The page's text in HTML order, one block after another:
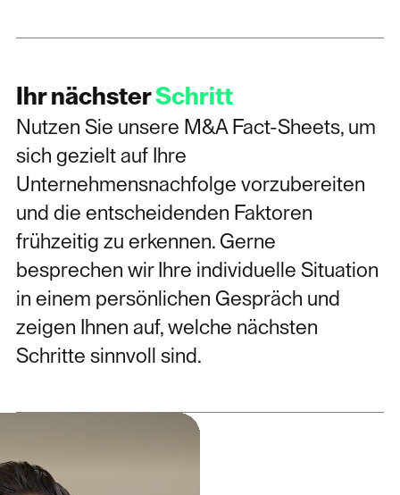
Ihr nächsterSchritt
Nutzen Sie unsere M&A Fact-Sheets, um
sich gezielt auf Ihre
Unternehmensnachfolge vorzubereiten
und die entscheidenden Faktoren
frühzeitig zu erkennen. Gerne
besprechen wir Ihre individuelle Situation
in einem persönlichen Gespräch und
zeigen Ihnen auf, welche nächsten
Schritte sinnvoll sind.